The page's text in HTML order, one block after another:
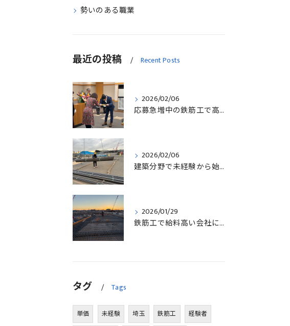
勢いのある職業
最近の投稿 Recent Posts
2026/02/06
応募急増中の鉄筋工で高給を目指す方法徹底解説埼玉県三郷市版
2026/02/06
建築分野で未経験から始める求人探しと三郷市で正社員就職の秘訣
2026/01/29
鉄筋工で給料高い会社に転職したリアルなインタビュー事例を埼玉県三郷市で解説
タグ Tags
単価 未経験 埼玉 鉄筋工
経験者